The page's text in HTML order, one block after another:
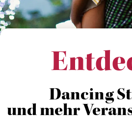
Dancing
und mehr